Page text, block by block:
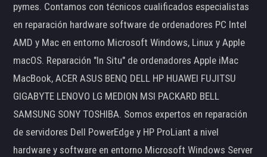
pymes. Contamos con técnicos cualificados especialistas
en reparación hardware software de ordenadores PC Intel
AMD y Mac en entorno Microsoft Windows, Linux y Apple
macOS. Reparación "In Situ" de ordenadores Apple iMac
MacBook, ACER ASUS BENQ DELL HP HUAWEI FUJITSU
GIGABYTE LENOVO LG MEDION MSI PACKARD BELL
SAMSUNG SONY TOSHIBA. Somos expertos en reparación
de servidores Dell PowerEdge y HP ProLiant a nivel
hardware y software en entorno Microsoft Windows Server